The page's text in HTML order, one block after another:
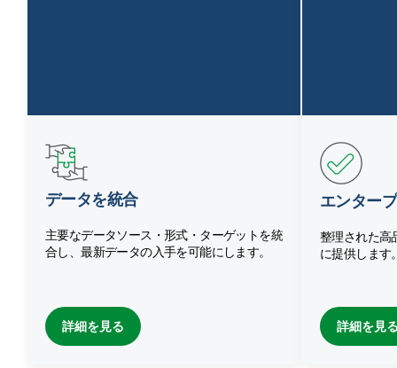
データを統合
主要なデータソース・形式・ターゲットを統
合し、最新データの入手を可能にします。
詳細を見る
エンター
整理された高
に提供します
詳細を見